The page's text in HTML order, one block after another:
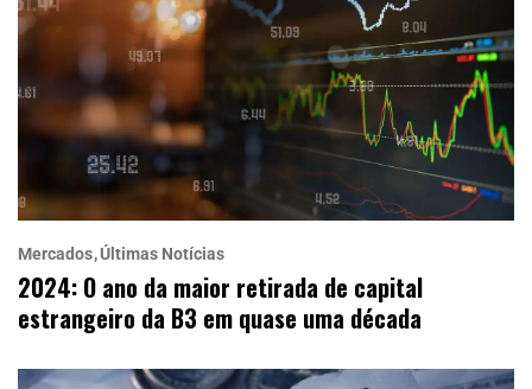
Mercados Últimas Notícias
2024: O ano da maior retirada de capital
estrangeiro da B3 em quase uma década